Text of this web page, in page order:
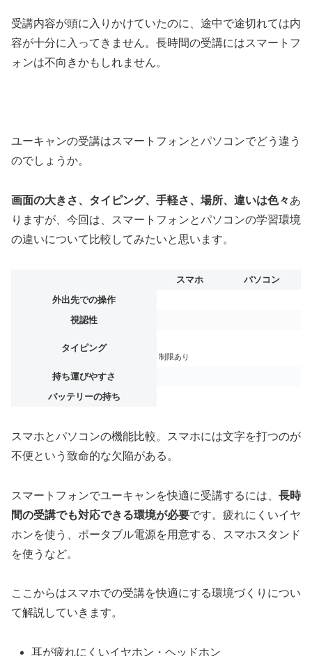
受講内容が頭に入りかけていたのに、途中で途切れては内
容が十分に入ってきません。長時間の受講にはスマートフ
ォンは不向きかもしれません。
ユーキャンの受講はスマートフォンとパソコンでどう違う
のでしょうか。
画面の大きさ、タイピング、手軽さ、場所、違いは色々あ
りますが、今回は、スマートフォンとパソコンの学習環境
の違いについて比較してみたいと思います。
スマホ
パソコン
外出先での操作
視認性
タイピング
制限あり
持ち運びやすさ
バッテリーの持ち
スマホとパソコンの機能比較。スマホには文字を打つのが
不便という致命的な欠陥がある。
スマートフォンでユーキャンを快適に受講するには、 長時
間の受講でも対応できる環境が必要です。疲れにくいイヤ
ホンを使う、ポータブル電源を用意する、スマホスタンド
を使うなど。
ここからはスマホでの受講を快適にする環境づくりについ
て解説していきます。
耳が疲れにくいイヤホン・ヘッドホン